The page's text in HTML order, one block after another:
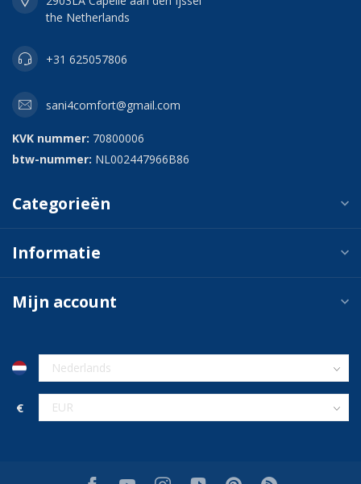
the Netherlands
+31 625057806
sani4comfort@gmail.com
KVK nummer: 70800006
btw-nummer: NL002447966B86
Categorieën
Informatie
Mijn account
€